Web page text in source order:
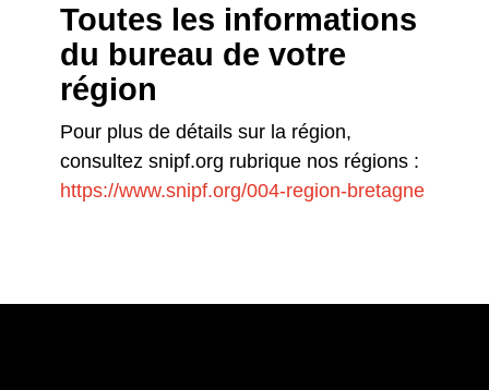
Toutes les informations
du bureau de votre
région
Pour plus de détails sur la région,
consultez snipf.org rubrique nos régions :
https://www.snipf.org/004-region-bretagne